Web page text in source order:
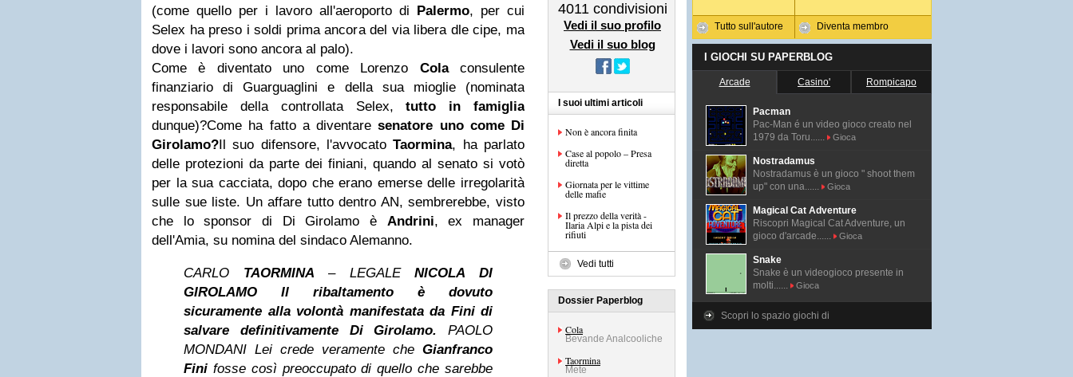
(come quello per i lavoro all'aeroporto di Palermo, per cui
Selex ha preso i soldi prima ancora del via libera dle cipe, ma
dove i lavori sono ancora al palo).
Come è diventato uno come Lorenzo Colaconsulente
finanziario di Guarguaglini e della sua mioglie (nominata
responsabile della controllata Selex,tutto in famiglia
dunque)?Come ha fatto a diventaresenatore uno come Di
Girolamo?Il suo difensore, l'avvocatoTaormina, ha parlato
delle protezioni da parte dei finiani, quando al senato si votò
per la sua cacciata, dopo che erano emerse delle irregolarità
sulle sue liste. Un affare tutto dentro AN, sembrerebbe, visto
che lo sponsor di Di Girolamo è Andrini, ex manager
dell'Amia, su nomina del sindaco Alemanno.
CARLO TAORMINA – LEGALENICOLA DI
GIROLAMO
Il ribaltamento è dovuto
sicuramente alla volontà manifestata da Fini di
salvare definitivamente Di Girolamo. PAOLO
MONDANI Lei crede veramente che Gianfranco
Fini fosse così preoccupato di quello che sarebbe
4011 condivisioni
Vedi il suo profilo
Vedi il suo blog
I suoi ultimi articoli
Non è ancora finita
Case al popolo – Presa
diretta
Giornata per le vittime
delle mafie
Il prezzo della verità -
Ilaria Alpi e la pista dei
rifiuti
Vedi tutti
Dossier Paperblog
Cola
Bevande Analcooliche
Taormina
Mete
Tutto sull'autore Diventa membro
I GIOCHI SU PAPERBLOG
Arcade Casino' Rompicapo
Pacman
Pac-Man é un video gioco creato nel
1979 da Toru......
Gioca
Nostradamus
Nostradamus è un gioco " shoot them
up" con una......
Gioca
Magical Cat Adventure
Riscopri Magical Cat Adventure, un
gioco d'arcade......
Gioca
Snake
Snake è un videogioco presente in
molti......
Gioca
Scopri lo spazio giochi di